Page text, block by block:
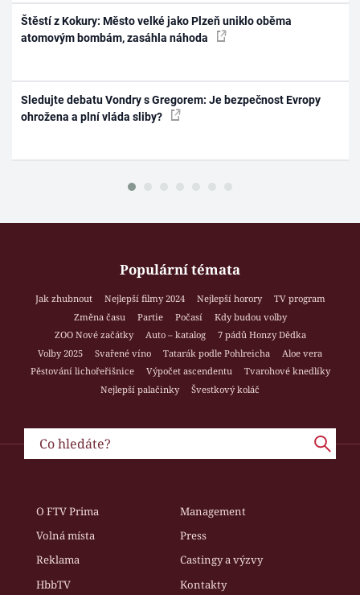
Štěstí z Kokury: Město velké jako Plzeň uniklo oběma
atomovým bombám, zasáhla náhoda
Sledujte debatu Vondry s Gregorem: Je bezpečnost Evropy
ohrožena a plní vláda sliby?
Populární témata
Jak zhubnout Nejlepší filmy 2024 Nejlepší horory
TV program
Změna času
Partie Počasí
Kdy budou volby
ZOO Nové začátky
Auto – katalog
7 pádů Honzy Dědka
Volby 2025
Svařené víno Tatarák podle Pohlreicha
Aloe vera
Pěstování lichořeřišnice
Výpočet ascendentu
Tvarohové knedlíky
Nejlepší palačinky
Švestkový koláč
O FTV Prima
Management
Volná místa
Press
Reklama
Castingy a výzvy
HbbTV
Kontakty